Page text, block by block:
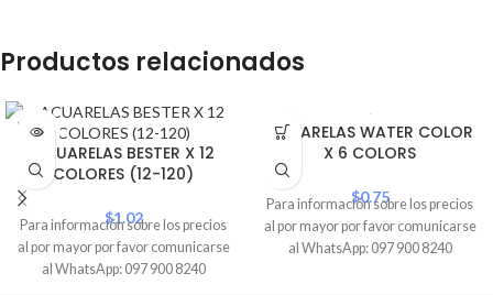
Productos relacionados
SOLD
OUT
ACUARELAS BESTER X 12
COLORES (12-120)
$1.02
Para información sobre los precios
al por mayor por favor comunicarse
al WhatsApp: 097 900 8240
ACUARELAS WATER COLOR
X 6 COLORS
$0.75
Para información sobre los precios
al por mayor por favor comunicarse
al WhatsApp: 097 900 8240